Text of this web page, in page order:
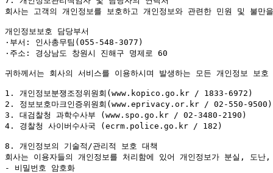
회사는 고객의 개인정보를 보호하고 개인정보와 관련한 민원 및 불
개인정보보호 담당부서
·부서: 인사총무팀(055-548-3077)
·주소: 경상남도 창원시 진해구 명제로 60
귀하께서는 회사의 서비스를 이용하시며 발생하는 모든 개인정보 보
1. 개인정보분쟁조정위원회(www.kopico.go.kr / 1833-6972)
2. 정보보호마크인증위원회(www.eprivacy.or.kr / 02-550-9500)
3. 대검찰청 과학수사부 (www.spo.go.kr / 02-3480-2190)
4. 경찰청 사이버수사국 (ecrm.police.go.kr / 182)
8. 개인정보의 기술적/관리적 보호 대책
회사는 이용자들의 개인정보를 처리함에 있어 개인정보가 분실, 도
- 비밀번호 암호화